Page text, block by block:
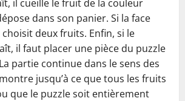
il cueille le fruit de la couleur
dans son panier. Si la face
deux fruits. Enfin, si le
il faut placer une pièce du puzzle
partie continue dans le sens des
jusqu’à ce que tous les fruits
que le puzzle soit entièrement